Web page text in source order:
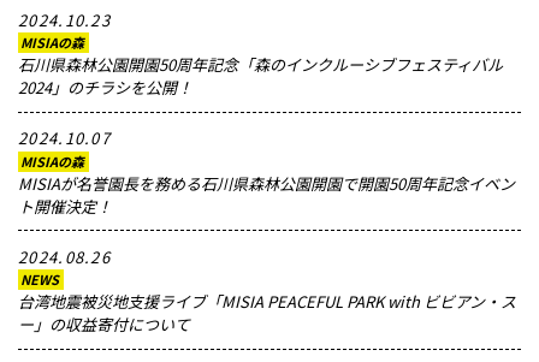
2024.10.23
MISIAの森
石川県森林公園開園50周年記念「森のインクルーシブフェスティバル
2024」のチラシを公開！
2024.10.07
MISIAの森
MISIAが名誉園長を務める石川県森林公園開園で開園50周年記念イベン
ト開催決定！
2024.08.26
NEWS
台湾地震被災地支援ライブ「MISIA PEACEFUL PARK with ビビアン・ス
ー」の収益寄付について